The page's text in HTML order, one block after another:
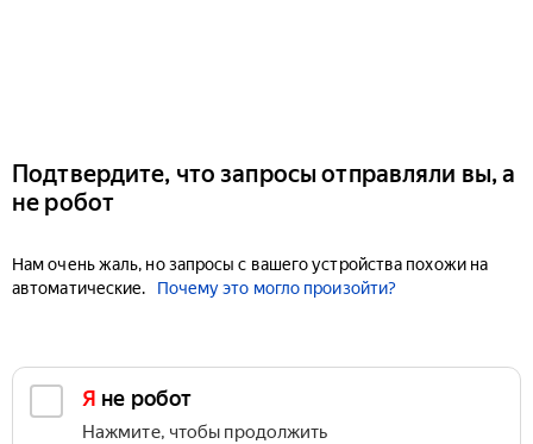
Подтвердите, что запросы отправляли вы, а
не робот
Нам очень жаль, но запросы с вашего устройства похожи на
автоматические.
Почему это могло произойти?
Я не робот
Нажмите, чтобы продолжить